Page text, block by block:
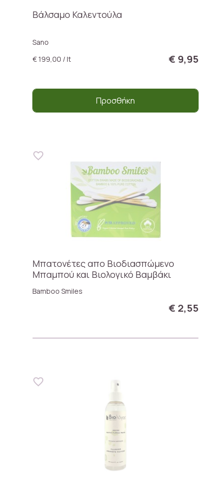
Bάλσαμο Καλεντούλα
Sano
€ 199,00 / lt
€ 9,95
Προσθήκη
Μπατονέτες απο Βιοδιασπώμενο
Μπαμπού και Βιολογικό Βαμβάκι
Bamboo Smiles
€ 2,55